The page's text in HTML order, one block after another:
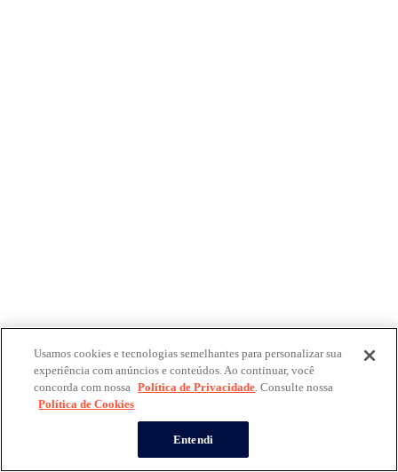
Usamos cookies e tecnologias semelhantes para personalizar sua
experiência com anúncios e conteúdos. Ao continuar, você
concorda com nossa Política de Privacidade. Consulte nossa
Política de Cookies
Entendi